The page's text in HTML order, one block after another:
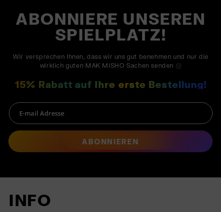
ABONNIERE UNSEREN
SPIELPLATZ!
Wir versprechen Ihnen, dass wir uns gut benehmen und nur die
wirklich guten MAK MISHO Sachen senden ㋡
15% Rabatt auf Ihre erste Bestellung!
ABONNIEREN
INFO